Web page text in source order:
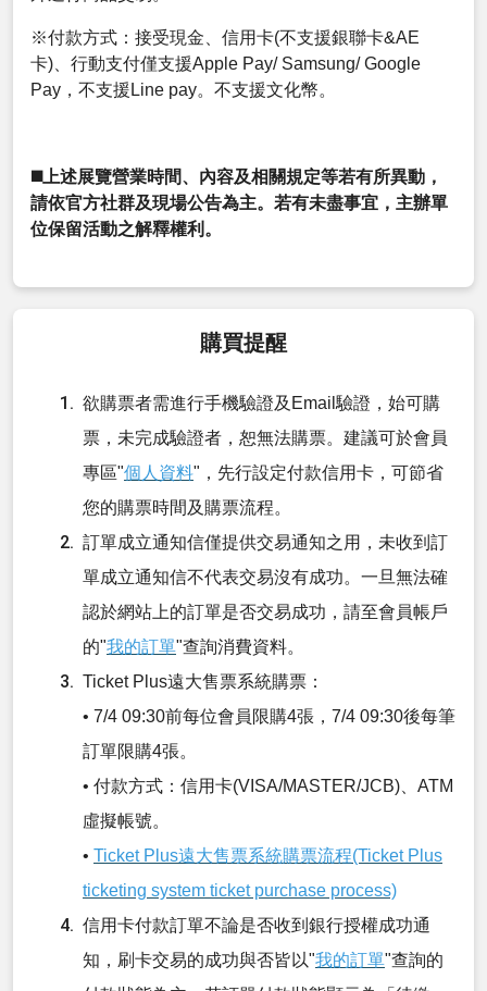
※付款方式：接受現金、信用卡(不支援銀聯卡&AE
卡)、行動支付僅支援Apple Pay/ Samsung/ Google
Pay，不支援Line pay。不支援文化幣。
◼️上述展覽營業時間、內容及相關規定等若有所異動，
請依官方社群及現場公告為主。若有未盡事宜，主辦單
位保留活動之解釋權利。
購買提醒
欲購票者需進行手機驗證及Email驗證，始可購
票，未完成驗證者，恕無法購票。建議可於會員
專區"個人資料"，先行設定付款信用卡，可節省
您的購票時間及購票流程。
訂單成立通知信僅提供交易通知之用，未收到訂
單成立通知信不代表交易沒有成功。一旦無法確
認於網站上的訂單是否交易成功，請至會員帳戶
的"我的訂單"查詢消費資料。
Ticket Plus遠大售票系統購票：
• 7/4 09:30前每位會員限購4張，7/4 09:30後每筆
訂單限購4張。
• 付款方式：信用卡(VISA/MASTER/JCB)、ATM
虛擬帳號。
• Ticket Plus遠大售票系統購票流程(Ticket Plus
ticketing system ticket purchase process)
信用卡付款訂單不論是否收到銀行授權成功通
知，刷卡交易的成功與否皆以"我的訂單"查詢的